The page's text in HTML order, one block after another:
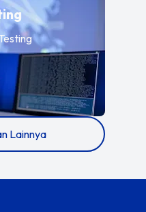
—Gray Box
Lainnya